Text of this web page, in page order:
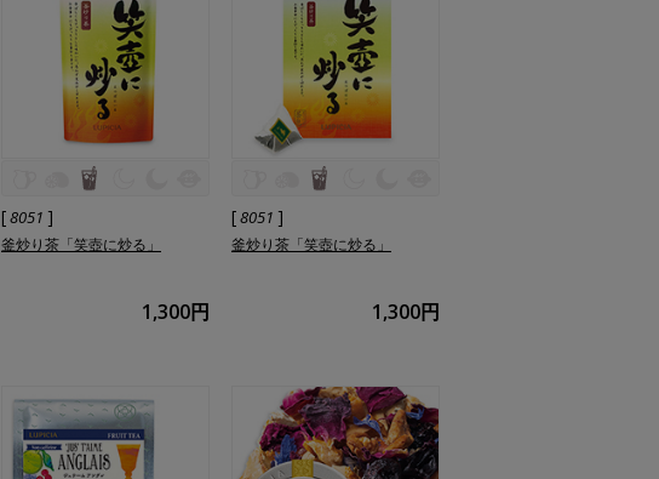
[8051 ]
釜炒り茶「笑壺に炒る」
1,300円
[8051 ]
釜炒り茶「笑壺に炒る」
1,300円